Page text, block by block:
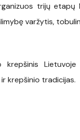
trijų
varžytis,
krepšinio tradicijas.